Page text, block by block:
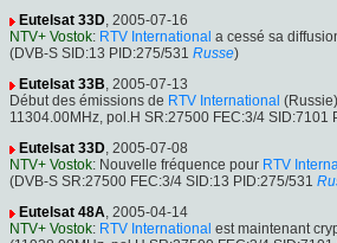
Eutelsat 33D, 2005-07-16
NTV+ Vostok: RTV International a cessé sa
(DVB-S SID:13 PID:275/531 Russe)
Eutelsat 33B, 2005-07-13
Début des émissions de RTV International
11304.00MHz, pol.H SR:27500 FEC:3/4 SID:7101
Eutelsat 33D, 2005-07-08
NTV+ Vostok: Nouvelle fréquence pour RTV
(DVB-S SR:27500 FEC:3/4 SID:13 PID:275/531
Eutelsat 48A, 2005-04-14
NTV+ Vostok: RTV International est maintenant